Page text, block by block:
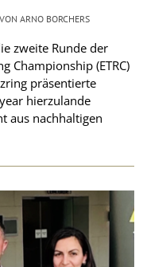
zweite Runde der
Championship (ETRC)
präsentierte
hierzulande
aus nachhaltigen
VONARNO BORCHERS